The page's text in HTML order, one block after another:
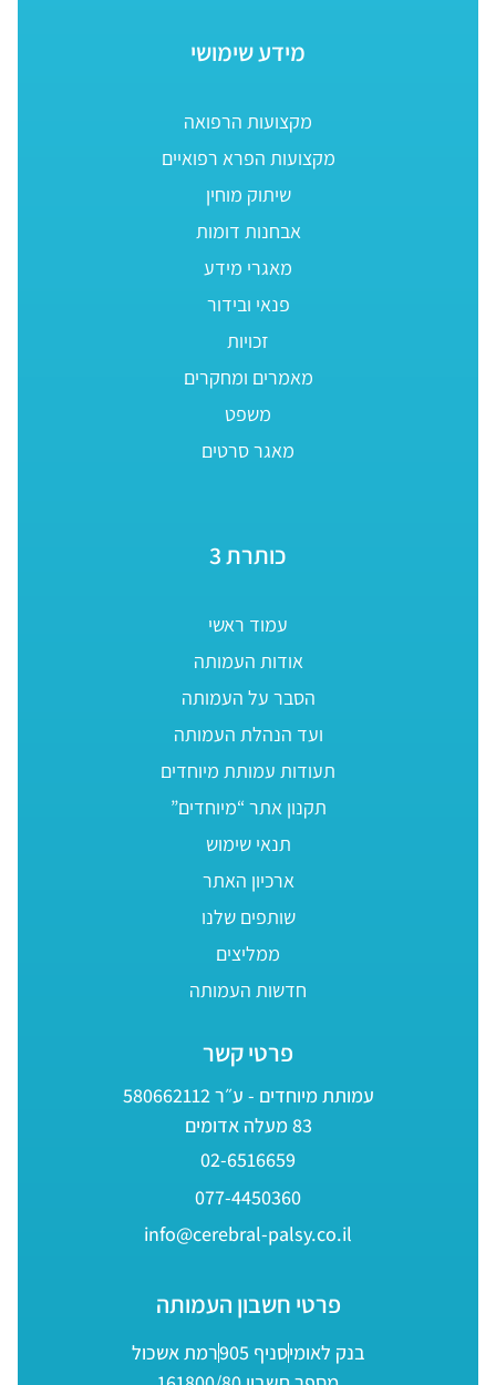
מידע שימושי
מקצועות הרפואה
מקצועות הפרא רפואיים
שיתוק מוחין
אבחנות דומות
מאגרי מידע
פנאי ובידור
זכויות
מאמרים ומחקרים
משפט
מאגר סרטים
כותרת 3
עמוד ראשי
אודות העמותה
הסבר על העמותה
ועד הנהלת העמותה
תעודות עמותת מיוחדים
תקנון אתר “מיוחדים”
תנאי שימוש
ארכיון האתר
שותפים שלנו
ממליצים
חדשות העמותה
פרטי קשר
עמותת מיוחדים - ע״ר 580662112
83 מעלה אדומים
02-6516659
077-4450360
info@cerebral-palsy.co.il
פרטי חשבון העמותה
בנק לאומיסניף 905
רמת אשכול